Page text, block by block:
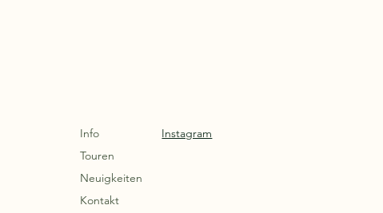
Info
Touren
Neuigkeiten
Kontakt
Instagram